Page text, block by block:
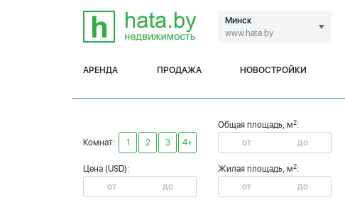
Минск
www.hata.by
АРЕНДА ПРОДАЖА НОВОСТРОЙКИ
Комнат: 1 2 3 4+
Цена (USD):
Общая площадь, м2:
Жилая площадь, м2: